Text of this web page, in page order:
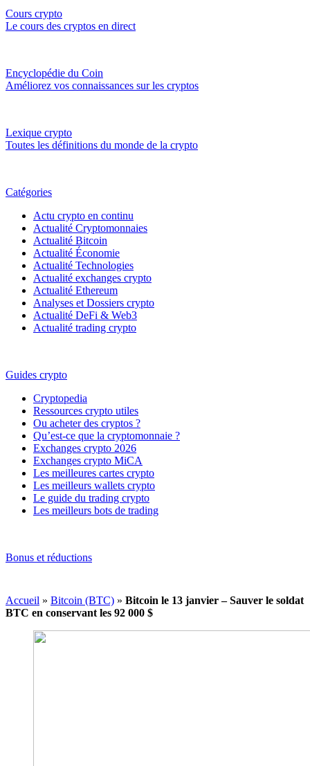
Cours crypto
Le cours des cryptos en direct
Encyclopédie du Coin
Améliorez vos connaissances sur les cryptos
Lexique crypto
Toutes les définitions du monde de la crypto
Catégories
Actu crypto en continu
Actualité Cryptomonnaies
Actualité Bitcoin
Actualité Économie
Actualité Technologies
Actualité exchanges crypto
Actualité Ethereum
Analyses et Dossiers crypto
Actualité DeFi & Web3
Actualité trading crypto
Guides crypto
Cryptopedia
Ressources crypto utiles
Ou acheter des cryptos ?
Qu’est-ce que la cryptomonnaie ?
Exchanges crypto 2026
Exchanges crypto MiCA
Les meilleures cartes crypto
Les meilleurs wallets crypto
Le guide du trading crypto
Les meilleurs bots de trading
Bonus et réductions
Accueil » Bitcoin (BTC) » Bitcoin le 13 janvier – Sauver le soldat
BTC en conservant les 92 000 $